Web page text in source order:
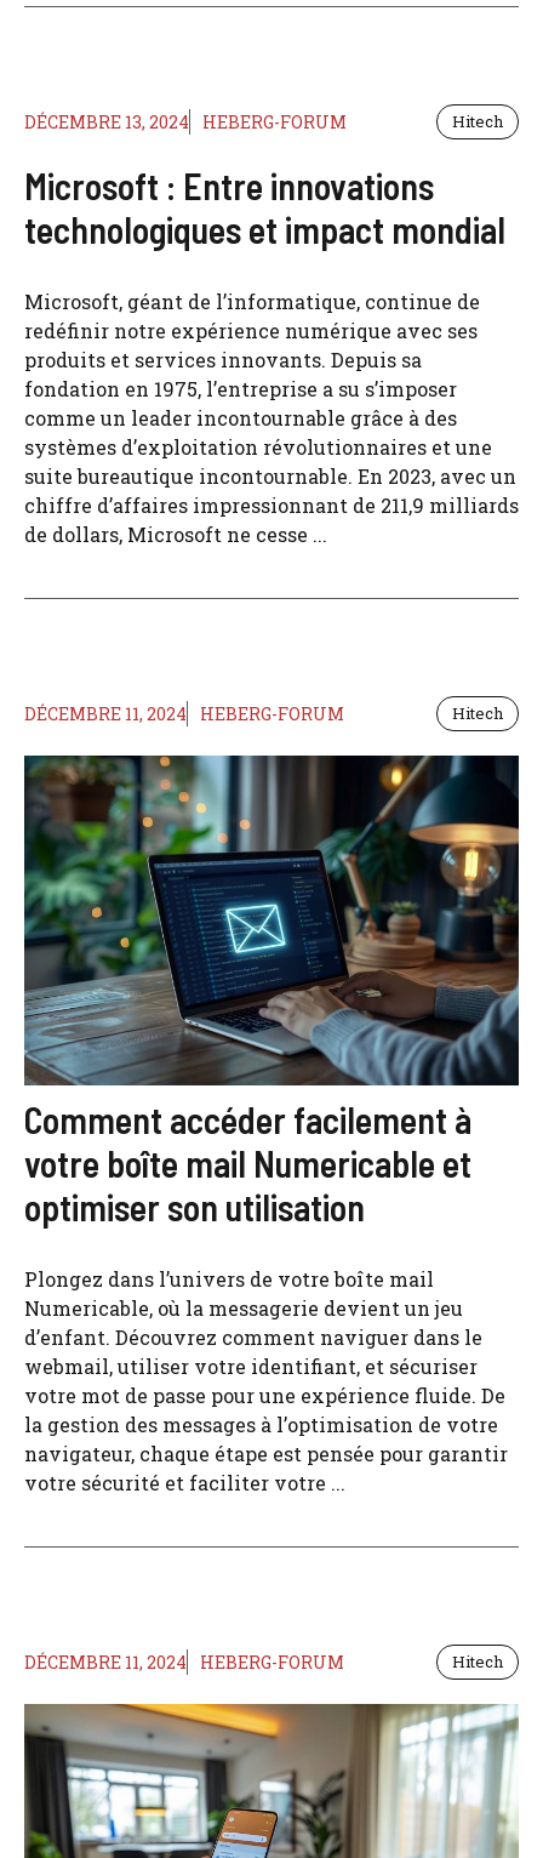
DÉCEMBRE 13, 2024 HEBERG-FORUM Hitech
Microsoft : Entre innovations
technologiques et impact mondial
Microsoft, géant de l’informatique, continue de
redéfinir notre expérience numérique avec ses
produits et services innovants. Depuis sa
fondation en 1975, l’entreprise a su s’imposer
comme un leader incontournable grâce à des
systèmes d’exploitation révolutionnaires et une
suite bureautique incontournable. En 2023, avec un
chiffre d’affaires impressionnant de 211,9 milliards
de dollars, Microsoft ne cesse ...
DÉCEMBRE 11, 2024 HEBERG-FORUM Hitech
Comment accéder facilement à
votre boîte mail Numericable et
optimiser son utilisation
Plongez dans l’univers de votre boîte mail
Numericable, où la messagerie devient un jeu
d’enfant. Découvrez comment naviguer dans le
webmail, utiliser votre identifiant, et sécuriser
votre mot de passe pour une expérience fluide. De
la gestion des messages à l’optimisation de votre
navigateur, chaque étape est pensée pour garantir
votre sécurité et faciliter votre ...
DÉCEMBRE 11, 2024 HEBERG-FORUM Hitech